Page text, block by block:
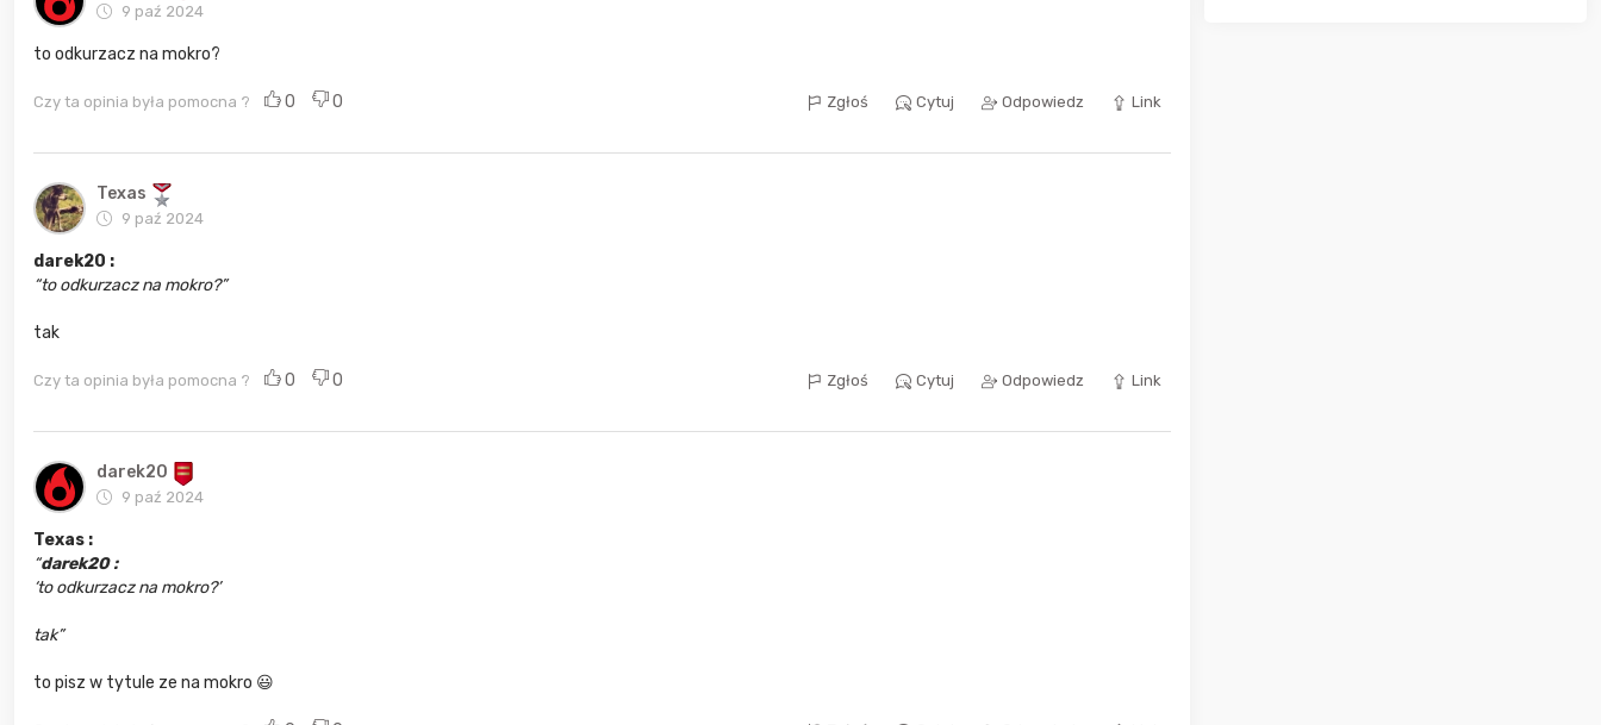
9 paź 2024
to odkurzacz na mokro?
Czy ta opinia była pomocna ? 0 0 Zgłoś Cytuj Odpowiedz Link
Texas
9 paź 2024
darek20 :
to odkurzacz na mokro?
tak
Czy ta opinia była pomocna ? 0 0 Zgłoś Cytuj Odpowiedz Link
darek20
9 paź 2024
Texas :
darek20 :
to odkurzacz na mokro?
tak
to pisz w tytule ze na mokro 😃